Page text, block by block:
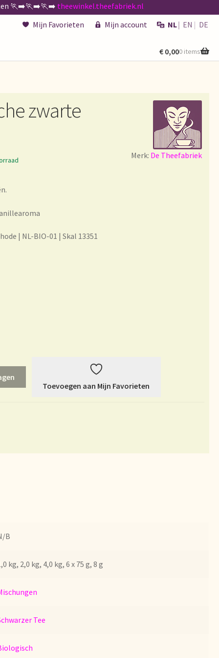
🏃‍➡️🏃‍➡️🏃‍➡️ theewinkel.theefabriek.nl
Mijn Favorieten Mijn account NL EN DE
€ 0,000 items
Merk: De Theefabriek
zwarte
| NL-BIO-01 | Skal 13351
Toevoegen aan Mijn Favorieten
B
kg, 2,0 kg, 4,0 kg, 6 x 75 g, 8 g
Tee